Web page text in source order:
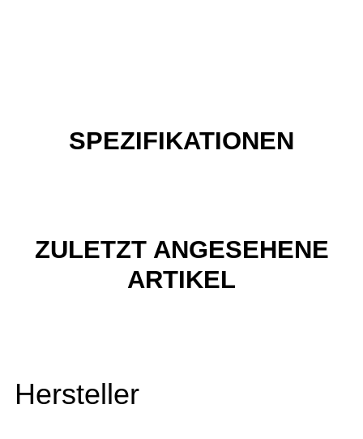
SPEZIFIKATIONEN
ZULETZT ANGESEHENE
ARTIKEL
Hersteller